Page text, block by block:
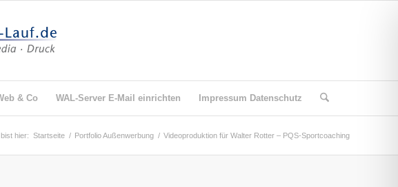
& Co WAL-Server E-Mail einrichten Impressum Datenschutz
hier: Startseite / Portfolio Außenwerbung / Videoproduktion für Walter Rotter – PQS-Sportcoaching